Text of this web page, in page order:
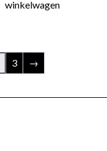
winkelwagen
3 →